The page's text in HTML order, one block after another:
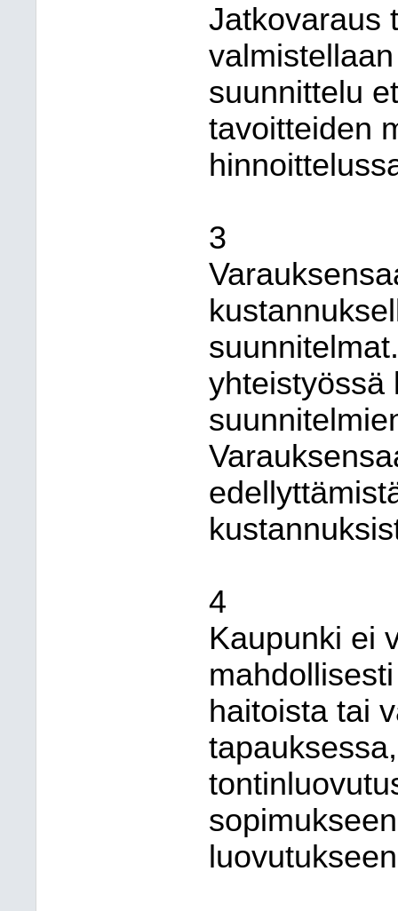
Jatkovaraus
suunnittelu
tavoitteiden
3
yhteistyössä
4
Kaupunki ei
haitoista tai